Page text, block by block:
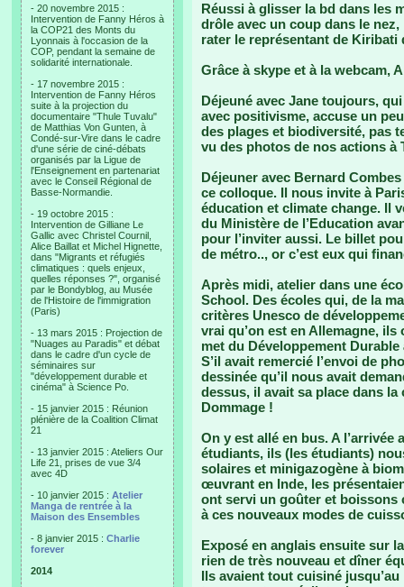
- 20 novembre 2015 :
Intervention de Fanny Héros à
la COP21 des Monts du
Lyonnais à l'occasion de la
COP, pendant la semaine de
solidarité internationale.
- 17 novembre 2015 :
Intervention de Fanny Héros
suite à la projection du
documentaire "Thule Tuvalu"
de Matthias Von Gunten, à
Condé-sur-Vire dans le cadre
d'une série de ciné-débats
organisés par la Ligue de
l'Enseignement en partenariat
avec le Conseil Régional de
Basse-Normandie.
- 19 octobre 2015 :
Intervention de Gilliane Le
Gallic avec Christel Cournil,
Alice Baillat et Michel Hignette,
dans "Migrants et réfugiés
climatiques : quels enjeux,
quelles réponses ?", organisé
par le Bondyblog, au Musée
de l'Histoire de l'immigration
(Paris)
- 13 mars 2015 : Projection de
"Nuages au Paradis" et débat
dans le cadre d'un cycle de
séminaires sur
"développement durable et
cinéma" à Science Po.
- 15 janvier 2015 : Réunion
plénière de la Coalition Climat
21
- 13 janvier 2015 : Ateliers Our
Life 21, prises de vue 3/4
avec 4D
- 10 janvier 2015 : Atelier
Manga de rentrée à la
Maison des Ensembles
- 8 janvier 2015 : Charlie
forever
2014
Réussi à glisser la bd dans les
drôle avec un coup dans le nez,
rater le représentant de Kiribati
Grâce à skype et à la webcam,
Déjeuné avec Jane toujours,
avec positivisme, accuse un
des plages et biodiversité, pas
vu des photos de nos actions à
Déjeuner avec Bernard
ce colloque. Il nous invite à
éducation et climate change. Il
du Ministère de l’Education
pour l’inviter aussi. Le billet
de métro.., or c’est eux qui
Après midi, atelier dans une
School. Des écoles qui, de la
critères Unesco de
vrai qu’on est en Allemagne,
met du Développement
S’il avait remercié l’envoi de
dessinée qu’il nous avait
dessus, il avait sa place dans
Dommage !
On y est allé en bus. A
étudiants, ils (les étudiants)
solaires et minigazogène à
œuvrant en Inde, les
ont servi un goûter et boissons
à ces nouveaux modes de
Exposé en anglais ensuite sur
rien de très nouveau et dîner
Ils avaient tout cuisiné